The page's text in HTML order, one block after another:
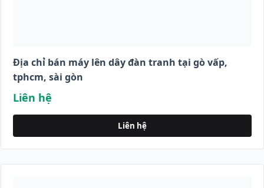
Địa chỉ bán máy lên dây đàn tranh tại gò vấp,
tphcm, sài gòn
Liên hệ
Liên hệ